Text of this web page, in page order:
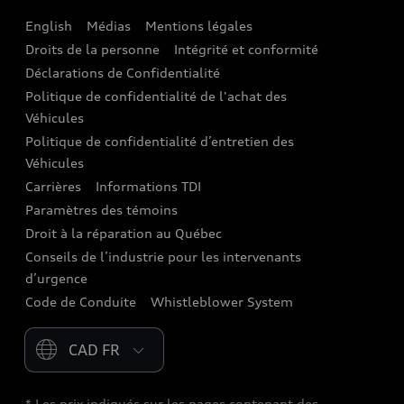
Audi connect
Assistance routière
Audi Care
Centres de carrosserie Audi
Garanties Audi et couverture
English Médias
Mentions légales
Droits de la personne
Intégrité et conformité
Déclarations de Confidentialité
Politique de confidentialité de l'achat des
Véhicules
Politique de confidentialité d’entretien des
Véhicules
Carrières
Informations TDI
Paramètres des témoins
Droit à la réparation au Québec
Conseils de l’industrie pour les intervenants
d’urgence
Code de Conduite
Whistleblower System
Please select country